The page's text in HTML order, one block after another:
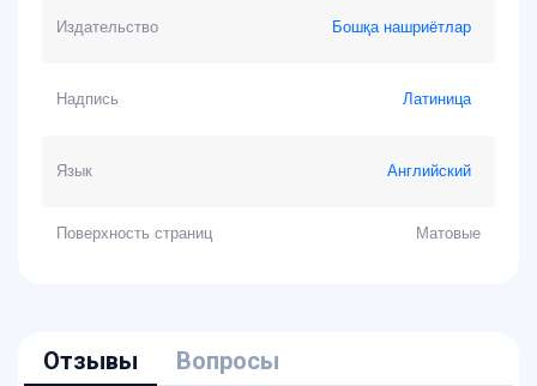
Издательство Бошқа нашриётлар
Надпись Латиница
Язык Английский
Поверхность страниц Матовые
Отзывы Вопросы